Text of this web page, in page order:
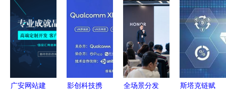
新摆在首位
科技推广与
应用服务的
战略突围
关键路径
稻秧苗 智
粮食生产
科技架起现
代农业强省
之桥——贵
州积极构建
现代农业产
业技术体系
广安网站建
影创科技携
全场景分发
斯塔克链赋